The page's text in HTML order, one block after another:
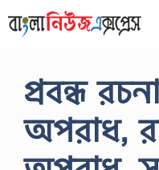
to
প্রবন্ধ
অপরাধ,